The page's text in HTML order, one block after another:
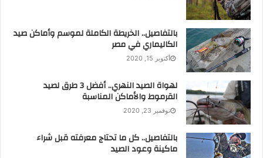
بالتفاصيل.. الخريطة الكاملة لموسم وأماكن صيد
الكاليماري في مصر
أكتوبر 15, 2020
لهواة الصيد النهري.. أفضل 3 طرق لصيد
القرموط والأماكن المناسبة
نوفمبر 23, 2020
بالتفاصيل.. كل ما تحتاج معرفته قبل شراء
ماكينة وعود الصيد